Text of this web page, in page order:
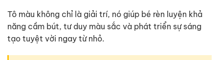
Tô màu không chỉ là giải trí, nó giúp bé rèn luyện khả
năng cầm bút, tư duy màu sắc và phát triển sự sáng
tạo tuyệt vời ngay từ nhỏ.